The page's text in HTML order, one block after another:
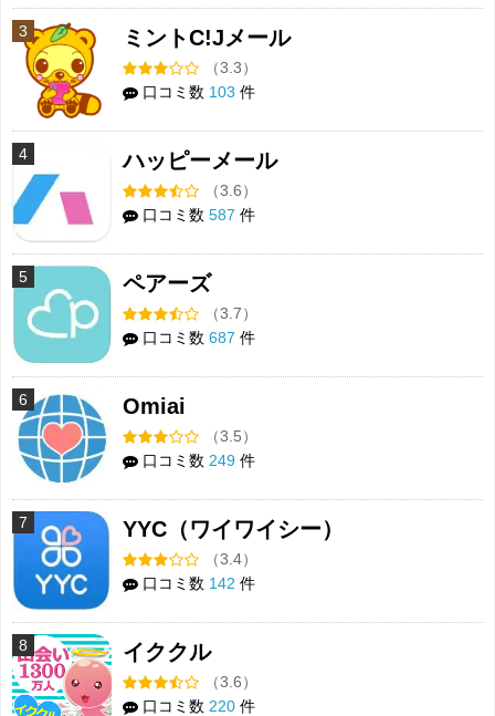
3 ミントC!Jメール
（3.3）
口コミ数 103 件
4 ハッピーメール
（3.6）
口コミ数 587 件
5 ペアーズ
（3.7）
口コミ数 687 件
6 Omiai
（3.5）
口コミ数 249 件
7 YYC（ワイワイシー）
（3.4）
口コミ数 142 件
8 イククル
（3.6）
口コミ数 220 件